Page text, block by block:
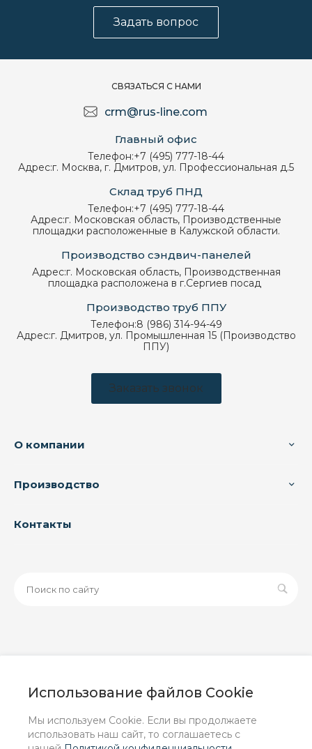
Использование файлов Cookie
Мы используем Cookie. Если вы продолжаете
использовать наш сайт, то соглашаетесь с
Задать вопрос
СВЯЗАТЬСЯ С НАМИ
crm@rus-line.com
Главный офис
Телефон:+7 (495) 777-18-44
Адрес:г. Москва, г. Дмитров, ул. Профессиональная д.5
Склад труб ПНД
Телефон:+7 (495) 777-18-44
Адрес:г. Московская область, Производственные
площадки расположенные в Калужской области.
Производство сэндвич-панелей
Адрес:г. Московская область, Производственная
площадка расположена в г.Сергиев посад
Производство труб ППУ
Телефон:8 (986) 314-94-49
Адрес:г. Дмитров, ул. Промышленная 15 (Производство
ППУ)
Заказать звонок
О компании
Производство
Контакты
информационный характер и ни при каких условиях не
положениями Статьи 437 (2) ГК РФ.